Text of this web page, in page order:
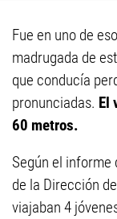
Fue en uno de
madrugada de
que conducía
pronunciadas. El
60 metros.
Según el
de la Dirección
viajaban 4